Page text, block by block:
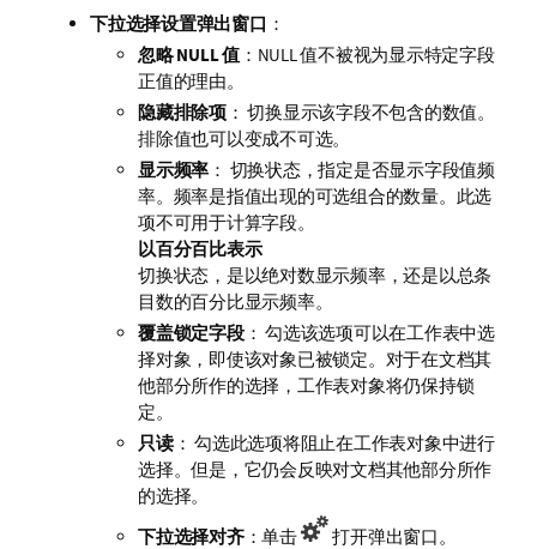
下拉选择设置弹出窗口 ：
忽略 NULL 值：NULL 值不被视为显示特定字段
正值的理由。
隐藏排除项： 切换显示该字段不包含的数值。
排除值也可以变成不可选。
显示频率 ： 切换状态，指定是否显示字段值频
率。频率是指值出现的可选组合的数量。此选
项不可用于计算字段。
以百分百比表示
切换状态，是以绝对数显示频率，还是以总条
目数的百分比显示频率。
覆盖锁定字段： 勾选该选项可以在工作表中选
择对象，即使该对象已被锁定。对于在文档其
他部分所作的选择，工作表对象将仍保持锁
定。
只读： 勾选此选项将阻止在工作表对象中进行
选择。但是，它仍会反映对文档其他部分所作
的选择。
下拉选择对齐：单击
打开弹出窗口。